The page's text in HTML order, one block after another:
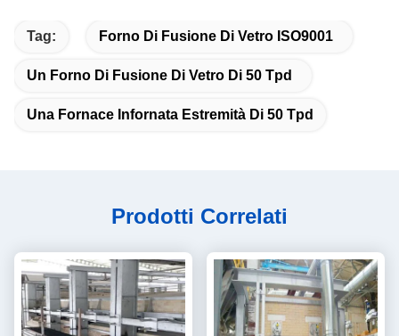
Tag: Forno Di Fusione Di Vetro ISO9001
Un Forno Di Fusione Di Vetro Di 50 Tpd
Una Fornace Infornata Estremità Di 50 Tpd
Prodotti Correlati